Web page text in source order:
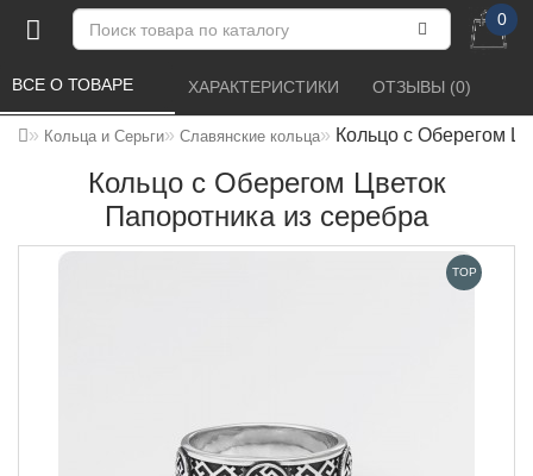
0
Кольца и Серьги Славянские кольца Кольцо с Оберегом
Кольцо с Оберегом Цветок
Папоротника из серебра
ВСЕ О ТОВАРЕ ХАРАКТЕРИСТИКИ ОТЗЫВЫ (0)
TOP